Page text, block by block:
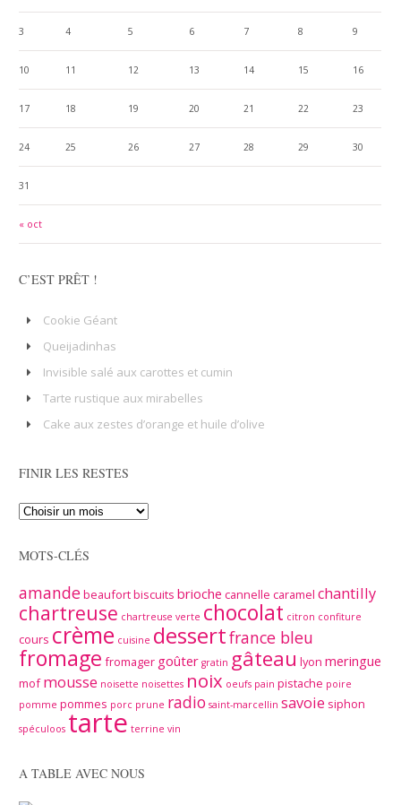
« oct
3 4 5 6 7 8 9
10 11 12 13 14 15 16
17 18 19 20 21 22 23
24 25 26 27 28 29 30
31
C’EST PRÊT !
Cookie Géant
Queijadinhas
Invisible salé aux carottes et cumin
Tarte rustique aux mirabelles
Cake aux zestes d’orange et huile d’olive
FINIR LES RESTES
MOTS-CLÉS
amandebeaufortbiscuits brioche cannelle caramel chantilly
chartreuse chartreuse verte chocolat citron confiture
cours crème cuisine dessertfrance bleu
fromage fromager goûter gratin gâteau lyon meringue
mof mousse noisette noisettes noix oeufs pain pistache poire
pomme pommes porc prune radio saint-marcellin savoie siphon
spéculoos tarte terrine vin
A TABLE AVEC NOUS